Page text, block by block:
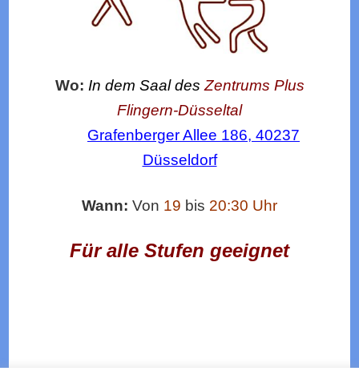
Wo: In dem Saal des Zentrums Plus
Flingern-Düsseltal
Grafenberger Allee 186, 40237
Düsseldorf
Wann: Von 19 bis 20:30 Uhr
Für alle Stufen geeignet